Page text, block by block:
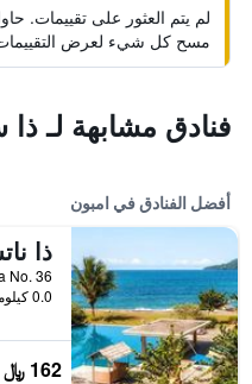
لم يتم العثور على تقييمات.
مسح كل شيء لعرض
فنادق مشابهة لـ
أفضل الفنادق في امبون
0.0 كيلومتر عن وسط المدينة
162 ﷼